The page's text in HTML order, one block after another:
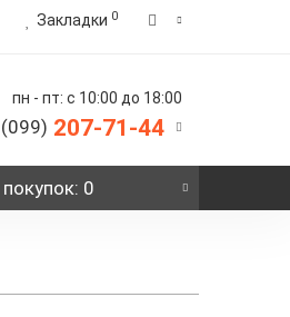
Закладки 0
пн - пт: с 10:00 до 18:00
(099) 207-71-44
покупок: 0